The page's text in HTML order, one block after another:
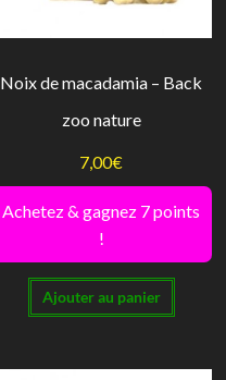
Noix de macadamia – Back
zoo nature
7,00€
Achetez & gagnez 7 points
!
Ajouter au panier